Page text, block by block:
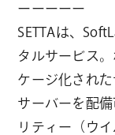
ーーーーー
SETTAは、
タルサービス
ケージ化され
サーバーを配
リティー（ウ